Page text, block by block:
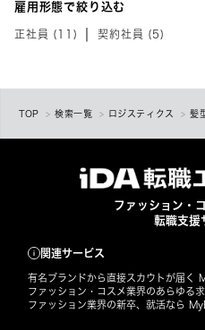
雇用形態で絞り込む
正社員 (11) 契約社員 (5)
TOP 検索一覧 ロジスティクス 髪
ファッション・
転職支援
関連サービス
有名ブランドから直接スカウトが届く
ファッション・コスメ業界のあらゆる
ファッション業界の新卒、就活なら